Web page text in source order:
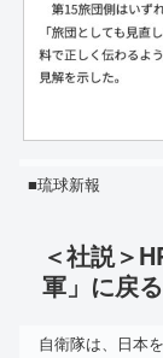
■琉球新報
＜社説＞
軍」に戻
自衛隊は、日本